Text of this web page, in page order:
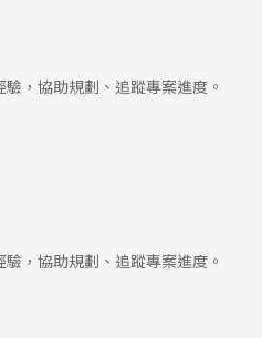
，協助規劃、追蹤專案進度。
，協助規劃、追蹤專案進度。